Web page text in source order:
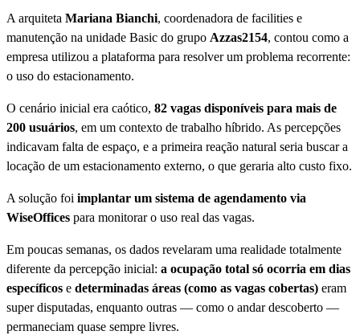
A arquiteta Mariana Bianchi, coordenadora de facilities e
manutenção na unidade Basic do grupo Azzas2154, contou como a
empresa utilizou a plataforma para resolver um problema recorrente:
o uso do estacionamento.
O cenário inicial era caótico, 82 vagas disponíveis para mais de
200 usuários, em um contexto de trabalho híbrido. As percepções
indicavam falta de espaço, e a primeira reação natural seria buscar a
locação de um estacionamento externo, o que geraria alto custo fixo.
A solução foi implantar um sistema de agendamento via
WiseOffices para monitorar o uso real das vagas.
Em poucas semanas, os dados revelaram uma realidade totalmente
diferente da percepção inicial: a ocupação total só ocorria em dias
específicos e determinadas áreas (como as vagas cobertas) eram
super disputadas, enquanto outras — como o andar descoberto —
permaneciam quase sempre livres.